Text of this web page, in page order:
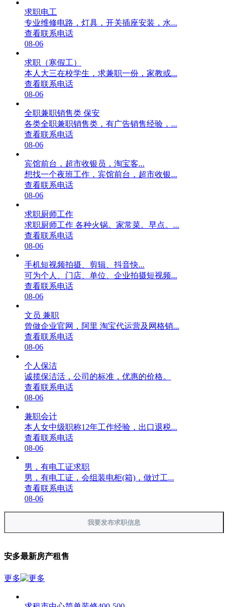
求职电工
专业维修电路，灯具，开关插座安装，水...
查看联系电话
08-06
求职（寒假工）
本人大三在校学生，求兼职一份，家教或...
查看联系电话
08-06
全职兼职销售类 保安
各类全职兼职销售类，有广告销售经验，...
查看联系电话
08-06
宾馆前台，超市收银员，淘宝客...
想找一个夜班工作，宾馆前台，超市收银...
查看联系电话
08-06
求职厨师工作
求职厨师工作 各种火锅。家常菜。早点。...
查看联系电话
08-06
手机短视频拍摄、剪辑、抖音快...
可为个人、门店、单位、企业拍摄短视频...
查看联系电话
08-06
文员 兼职
曾做企业官网，阿里 淘宝代运营及网格销...
查看联系电话
08-06
个人保洁
诚揽保洁活，公司的标准，优惠的价格。
查看联系电话
08-06
兼职会计
本人女中级职称12年工作经验，出口退税...
查看联系电话
08-06
男，有电工证求职
男，有电工证，会组装电柜(箱)，做过工...
查看联系电话
08-06
我要发布求职信息
安多最新房产租售
更多